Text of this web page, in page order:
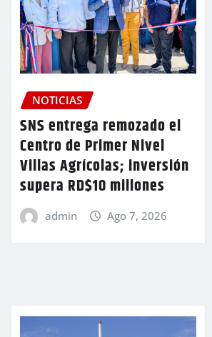
NOTICIAS
SNS entrega remozado el
Centro de Primer Nivel
Villas Agrícolas; inversión
supera RD$10 millones
admin Ago 7, 2026